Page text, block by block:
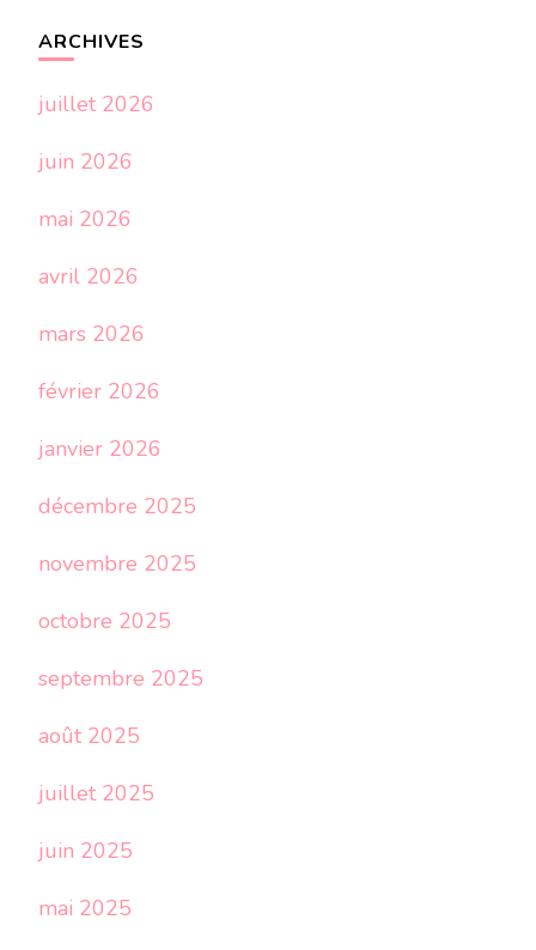
ARCHIVES
juillet 2026
juin 2026
mai 2026
avril 2026
mars 2026
février 2026
janvier 2026
décembre 2025
novembre 2025
octobre 2025
septembre 2025
août 2025
juillet 2025
juin 2025
mai 2025